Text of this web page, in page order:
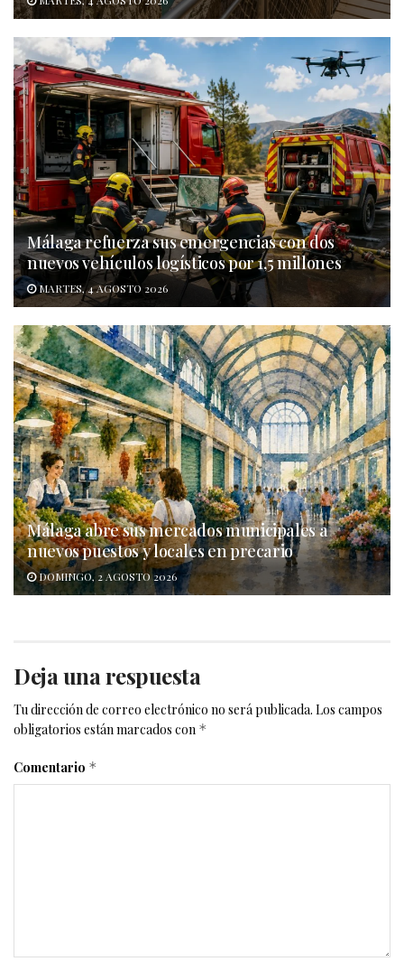
Málaga refuerza sus emergencias con dos
nuevos vehículos logísticos por 1,5 millones
MARTES, 4 AGOSTO 2026
Málaga abre sus mercados municipales a
nuevos puestos y locales en precario
DOMINGO, 2 AGOSTO 2026
Deja una respuesta
Tu dirección de correo electrónico no será publicada. Los campos
obligatorios están marcados con *
Comentario *